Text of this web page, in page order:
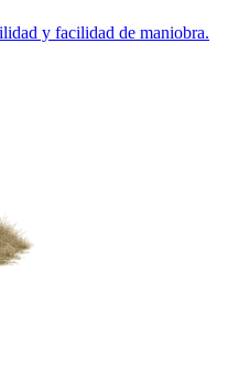
y facilidad de maniobra.